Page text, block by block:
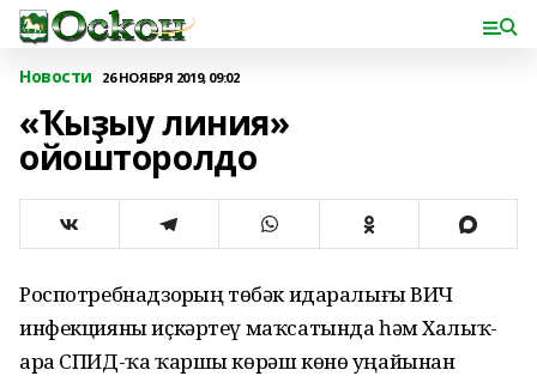
Новости 26 НОЯБРЯ 2019, 09:02
«Ҡыҙыу линия»
ойошторолдо
Роспотребнадзорҙың төбәк идаралығы ВИЧ
инфекцияны иҫкәртеү маҡсатында һәм Халыҡ-
ара СПИД-ҡа ҡаршы көрәш көнө уңайынан